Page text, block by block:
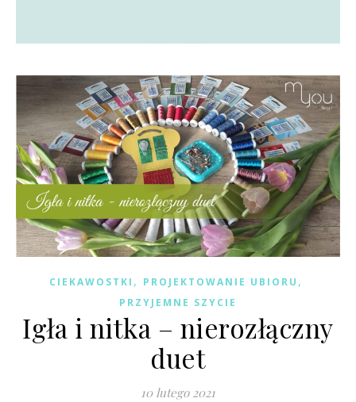
CIEKAWOSTKI , PROJEKTOWANIE UBIORU ,
PRZYJEMNE SZYCIE
Igła i nitka – nierozłączny
duet
10 lutego 2021